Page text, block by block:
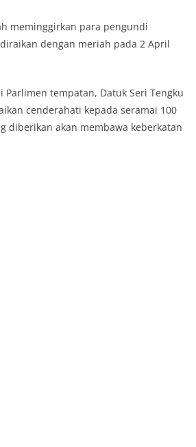
meminggirkan para pengundi
dengan meriah pada 2 April
tempatan, Datuk Seri Tengku
cenderahati kepada seramai 100
diberikan akan membawa keberkatan